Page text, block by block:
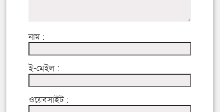
নাম :
ই-মেইল :
ওয়েবসাইট :